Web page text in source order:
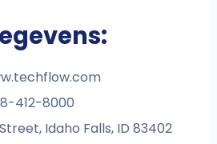
412-8000
Idaho Falls, ID 83402